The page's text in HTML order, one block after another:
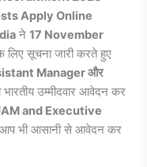
Apply Online
ने17 November
लिए सूचना जारी करते हुए
Manager और
उम्मीदवार आवेदन कर
and Executive
आप भी आसानी से आवेदन कर